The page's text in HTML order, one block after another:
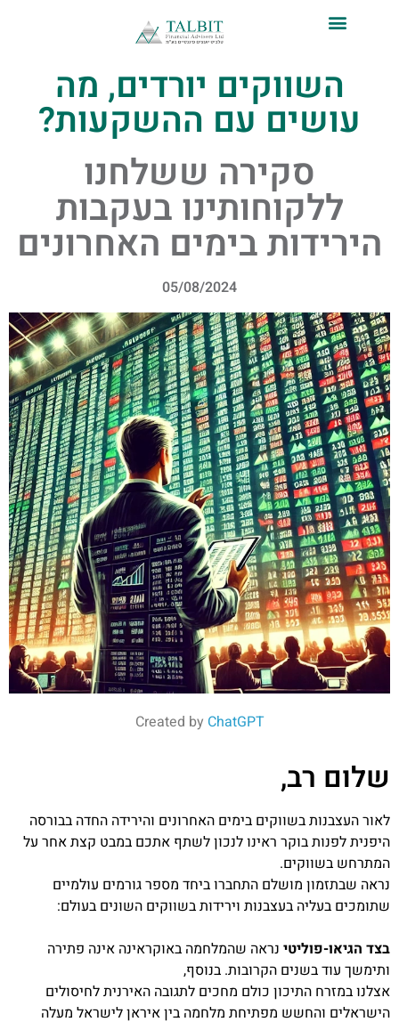
השווקים יורדים, מה
עושים עם ההשקעות?
סקירה ששלחנו
ללקוחותינו בעקבות
הירידות בימים האחרונים
05/08/2024
Created by ChatGPT
שלום רב,
לאור העצבנות בשווקים בימים האחרונים והירידה החדה בבורסה
היפנית לפנות בוקר ראינו לנכון לשתף אתכם במבט קצת אחר על
המתרחש בשווקים.
נראה שבתזמון מושלם התחברו ביחד מספר גורמים עולמיים
שתומכים בעליה בעצבנות וירידות בשווקים השונים בעולם:
בצד הגיאו-פוליטי נראה שהמלחמה באוקראינה אינה פתירה
ותימשך עוד בשנים הקרובות. בנוסף,
אצלנו במזרח התיכון כולם מחכים לתגובה האירנית לחיסולים
הישראלים והחשש מפתיחת מלחמה בין איראן לישראל מעלה